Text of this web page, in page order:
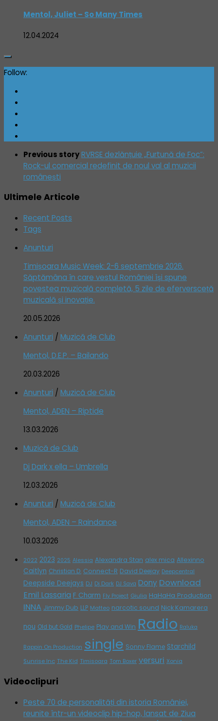
Mentol, Juliet – So Many Times
12.04.2024
Follow:
Previous storyRVRSE dezlănțuie „Furtună de Foc”:
Rock-ul comercial redefinit de noul val al muzicii
românești
Ultimele Articole
Recent Posts
Tags
Anunturi
Timișoara Music Week: 2-6 septembrie 2026.
Săptămâna în care vestul României își spune
povestea muzicală completă, 5 zile de eferversceță
muzicală și inovație.
20.05.2026
Anunturi / Muzică de Club
Mentol, D.E.P. – Bailando
20.03.2026
Anunturi / Muzică de Club
Mentol, ADEN – Riptide
13.03.2026
Muzică de Club
Dj Dark x ella – Umbrella
12.03.2026
Anunturi / Muzică de Club
Mentol, ADEN – Raindance
10.03.2026
2022 2023 2025 Alessia Alexandra Stan alex mica Allexinno
Caitlyn Christian D. Connect-R David Deejay Deepcentral
Deepside Deejays DJ Dj Dark DJ Sava Dony Download
Emil Lassaria F Charm Fly Project Giulia HaHaHa Production
INNA Jimmy Dub LLP Matteo narcotic sound Nick Kamarera
nou Old but Gold Phelipe Play and Win Radio Raluka
Rappin On Production single Sonny Flame Starchild
Sunrise Inc The Kid Timisoara Tom Boxer versuri Xonia
Videoclipuri
Peste 70 de personalități din istoria României,
reunite într-un videoclip hip-hop, lansat de Ziua